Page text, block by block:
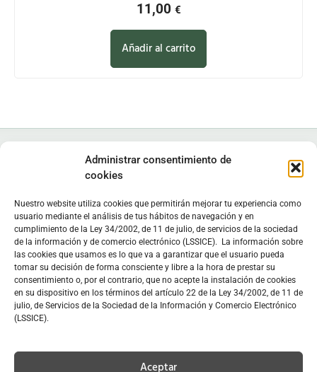
Administrar consentimiento de
cookies
Nuestro website utiliza cookies que permitirán mejorar tu experiencia como
usuario mediante el análisis de tus hábitos de navegación y en
cumplimiento de la Ley 34/2002, de 11 de julio, de servicios de la sociedad
de la información y de comercio electrónico (LSSICE). La información sobre
las cookies que usamos es lo que va a garantizar que el usuario pueda
tomar su decisión de forma consciente y libre a la hora de prestar su
consentimiento o, por el contrario, que no acepte la instalación de cookies
en su dispositivo en los términos del artículo 22 de la Ley 34/2002, de 11 de
julio, de Servicios de la Sociedad de la Información y Comercio Electrónico
(LSSICE).
Aceptar
11,00 €
Añadir al carrito
Instituto de Estudios Zamoranos "Florián de Ocampo", IEZFO
Diputación de Zamora - Colegio Universitario de Zamora
Lunes a viernes: 9:30 h - 13:30 h. Lunes y miércoles: 16:30 h -
19:30 h
Sedeen C/ Doctor Carracido,Bibliotecaen Colegio Universitario
C/ Doctor Carracido, s/n. 49006 Zamora, España
www.iezfloriandeocampo.com